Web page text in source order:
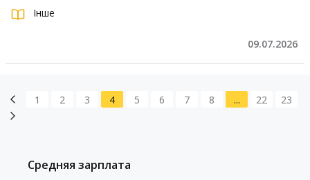
Інше
09.07.2026
1 2 3 4 5 6 7 8 ... 22 23
Средняя зарплата